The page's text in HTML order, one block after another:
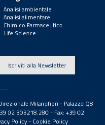
Analisi ambientale
Analisi alimentare
Chimico Farmaceutico
Life Science
Iscriviti alla Newsletter
Milanofiori - Palazzo Q8
02 303218.280 - Fax: +39 02
Policy- Cookie Policy